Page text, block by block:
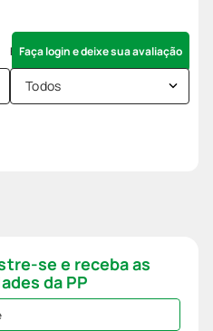
Faça login e deixe sua avaliação
Todos
se e receba as
da PP